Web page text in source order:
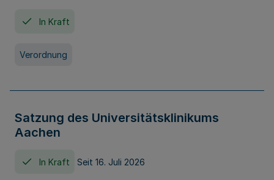
In Kraft
Verordnung
Satzung des Universitätsklinikums
Aachen
In Kraft Seit 16. Juli 2026